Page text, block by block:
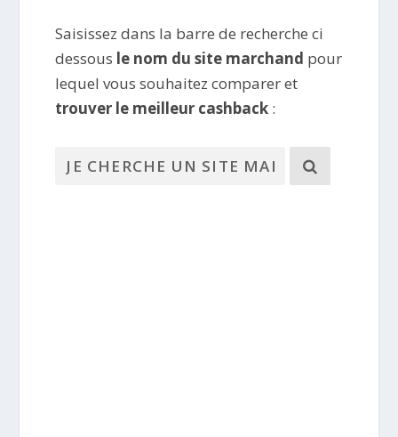
Saisissez dans la barre de recherche ci
dessous le nom du site marchand pour
lequel vous souhaitez comparer et
trouver le meilleur cashback :